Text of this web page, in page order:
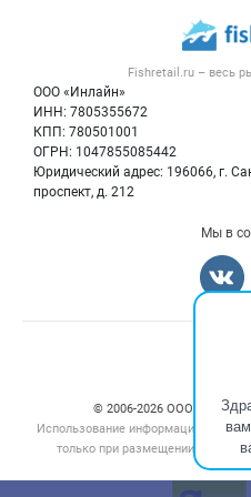
Fishretail.ru – весь
ООО «Инлайн»
ИНН: 7805355672
КПП: 780501001
ОГРН: 1047855085442
Юридический адрес: 196066, г.
проспект, д. 212
Контактная
Политика обработки
Мы в
© 2006‑2026 ООО
Использование информации,
только при размещении